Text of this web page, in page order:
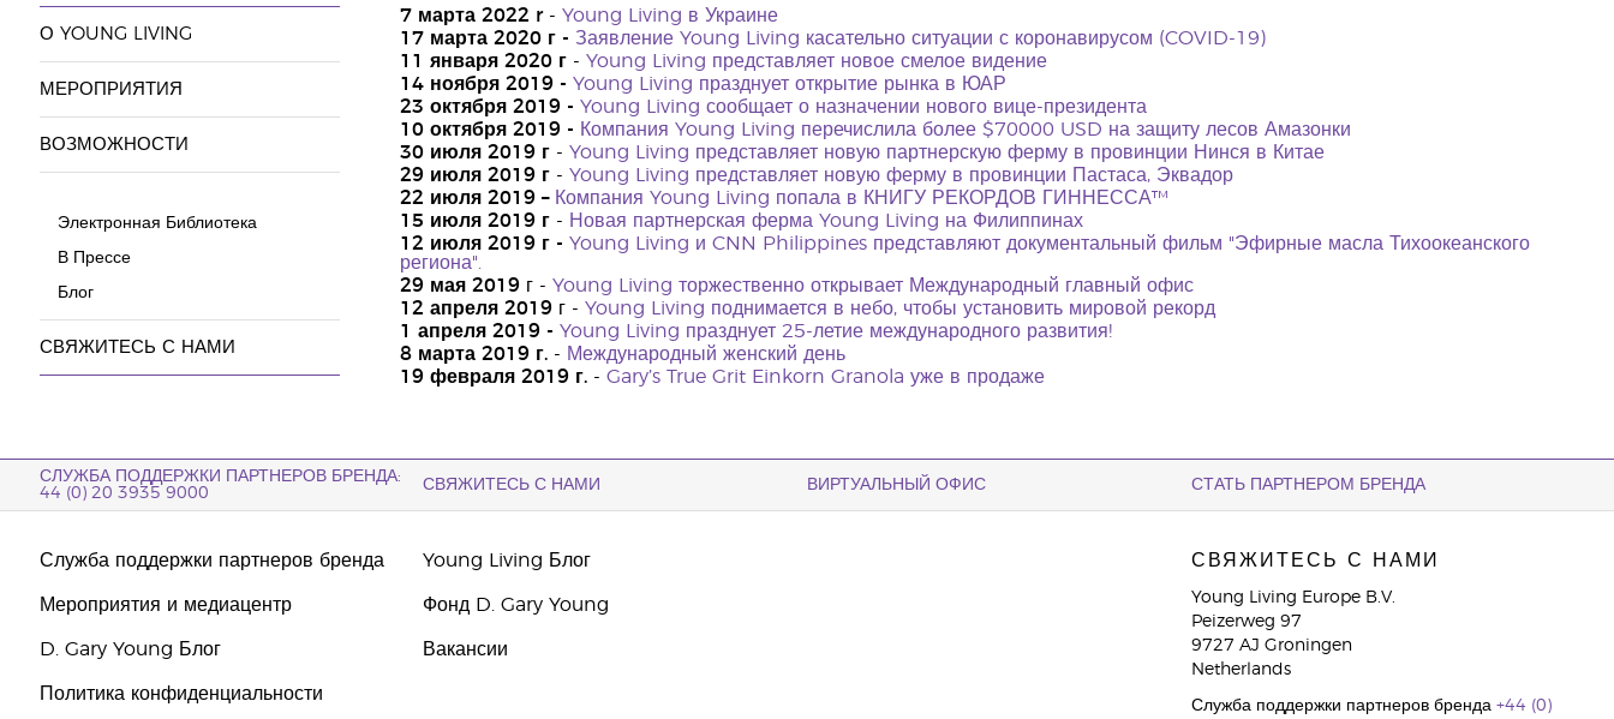
О YOUNG LIVING
МЕРОПРИЯТИЯ
ВОЗМОЖНОСТИ
Электронная Библиотека
В Прессе
Блог
СВЯЖИТЕСЬ С НАМИ
7 марта 2022 r- Young Living в Украине
17 марта 2020 г - Заявление Young Living касательно ситуации с коронавирусом (COVID-19)
11 января 2020 г- Young Living представляет новое смелое видение
14 ноября 2019 - Young Living празднует открытие рынка в ЮАР
23 октября 2019 - Young Living сообщает о назначении нового вице-президента
10 октября 2019 - Компания Young Living перечислила более $70000 USD на защиту лесов Амазонки
30 июля 2019 г- Young Living представляет новую партнерскую ферму в провинции Нинся в Китае
29 июля 2019 г- Young Living представляет новую ферму в провинции Пастаса, Эквадор
22 июля 2019 – Компания Young Living попала в КНИГУ РЕКОРДОВ ГИННЕССА™
15 июля 2019 г- Новая партнерская ферма Young Living на Филиппинах
12 июля 2019 г - Young Living и CNN Philippines представляют документальный фильм "Эфирные масла Тихоокеанского
региона".
29 мая 2019 г - Young Living торжественно открывает Международный главный офис
12 апреля 2019 г - Young Living поднимается в небо, чтобы установить мировой рекорд
1 апреля 2019 - Young Living празднует 25-летие международного развития!
8 марта 2019 г.- Международный женский день
19 февраля 2019 г. - Gary’s True Grit Einkorn Granola уже в продаже
СЛУЖБА ПОДДЕРЖКИ ПАРТНЕРОВ БРЕНДА:
44 (0) 20 3935 9000
СВЯЖИТЕСЬ С НАМИ ВИРТУАЛЬНЫЙ ОФИС СТАТЬ ПАРТНЕРОМ БРЕНДА
Служба поддержки партнеров бренда
Мероприятия и медиацентр
D. Gary Young Блог
Политика конфиденциальности
Young Living Блог
Фонд D. Gary Young
Вакансии
СВЯЖИТЕСЬ С НАМИ
Young Living Europe B.V.
Peizerweg 97
9727 AJ Groningen
Netherlands
Служба поддержки партнеров бренда +44 (0)